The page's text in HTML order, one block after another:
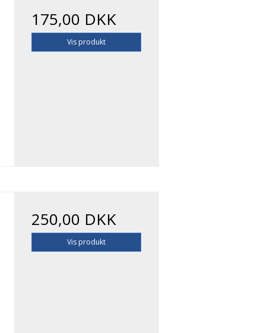
175,00 DKK
Vis produkt
250,00 DKK
Vis produkt